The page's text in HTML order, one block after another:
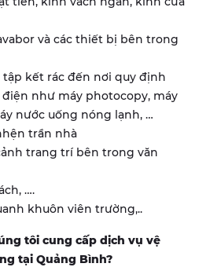
và các thiết bị bên trong
tập kết rác đến nơi quy định
như máy photocopy, máy
nước uống nóng lạnh, …
trần nhà
trang trí bên trong văn
….
khuôn viên trường,..
tôi cung cấp dịch vụ vệ
tại Quảng Bình?